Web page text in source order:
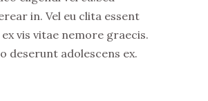
in. Vel eu clita essent
vis vitae nemore graecis.
deserunt adolescens ex.